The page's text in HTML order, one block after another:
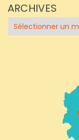
ARCHIVES
Archives